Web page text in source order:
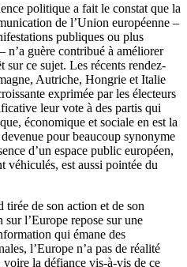
politique a fait le constat que la
de l’Union européenne –
publiques ou plus
n’a guère contribué à améliorer
sur ce sujet. Les récents rendez-
Autriche, Hongrie et Italie
exprimée par les électeurs
leur vote à des partis qui
économique et sociale en est la
pour beaucoup synonyme
d’un espace public européen,
véhiculés, est aussi pointée du
de son action et de son
l’Europe repose sur une
qui émane des
l’Europe n’a pas de réalité
la défiance vis-à-vis de ce